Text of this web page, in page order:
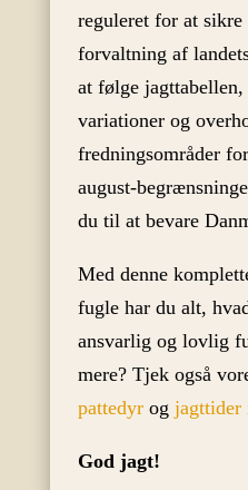
reguleret for at
forvaltning af
at følge
variationer og
fredningsområder
august-
du til at bevare
Med denne
fugle har du alt,
ansvarlig og lovlig
mere? Tjek også
pattedyrog jagttider
God jagt!